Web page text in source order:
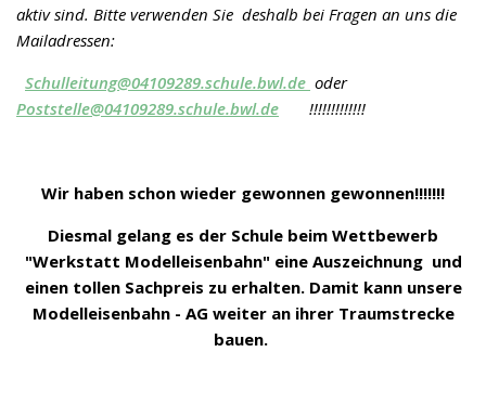
aktiv sind. Bitte verwenden Sie deshalb bei Fragen an uns die
Mailadressen:
Schulleitung@04109289.schule.bwl.de oder
Poststelle@04109289.schule.bwl.de !!!!!!!!!!!!!
Wir haben schon wieder gewonnen gewonnen!!!!!!!
Diesmal gelang es der Schule beim Wettbewerb
"Werkstatt Modelleisenbahn" eine Auszeichnung und
einen tollen Sachpreis zu erhalten. Damit kann unsere
Modelleisenbahn - AG weiter an ihrer Traumstrecke
bauen.